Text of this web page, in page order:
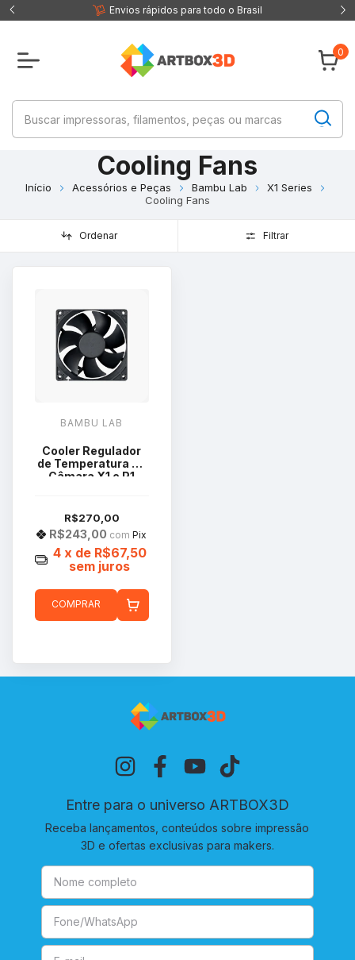
Envios rápidos para todo o Brasil
0
Cooling Fans
Início Acessórios e Peças Bambu Lab
X1 Series
Cooling Fans
Ordenar Filtrar
BAMBU LAB
Cooler Regulador
de Temperatura da
Câmara X1 e P1
R$270,00
R$243,00 com Pix
4 x de R$67,50
sem juros
COMPRAR
Entre para o universo ARTBOX3D
Receba lançamentos, conteúdos sobre impressão
3D e ofertas exclusivas para makers.